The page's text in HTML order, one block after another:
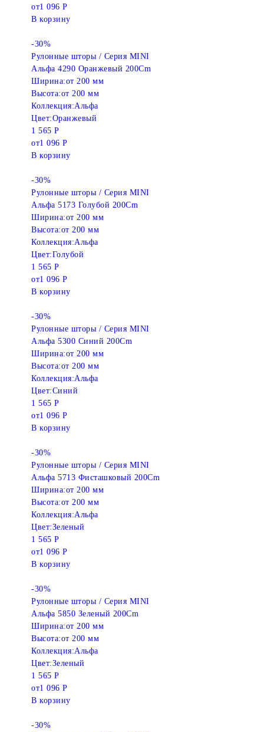
от1 096 Р
В корзину
-30%
Рулонные шторы / Серия MINI
Альфа 4290 Оранжевый 200Cm
Ширина:от 200 мм
Высота:от 200 мм
Коллекция:Альфа
Цвет:Оранжевый
1 565 Р
от1 096 Р
В корзину
-30%
Рулонные шторы / Серия MINI
Альфа 5173 Голубой 200Cm
Ширина:от 200 мм
Высота:от 200 мм
Коллекция:Альфа
Цвет:Голубой
1 565 Р
от1 096 Р
В корзину
-30%
Рулонные шторы / Серия MINI
Альфа 5300 Синий 200Cm
Ширина:от 200 мм
Высота:от 200 мм
Коллекция:Альфа
Цвет:Синий
1 565 Р
от1 096 Р
В корзину
-30%
Рулонные шторы / Серия MINI
Альфа 5713 Фисташковый 200Cm
Ширина:от 200 мм
Высота:от 200 мм
Коллекция:Альфа
Цвет:Зеленый
1 565 Р
от1 096 Р
В корзину
-30%
Рулонные шторы / Серия MINI
Альфа 5850 Зеленый 200Cm
Ширина:от 200 мм
Высота:от 200 мм
Коллекция:Альфа
Цвет:Зеленый
1 565 Р
от1 096 Р
В корзину
-30%